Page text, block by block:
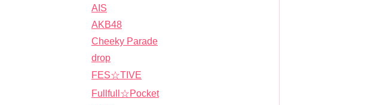
AIS
AKB48
Cheeky Parade
drop
FES☆TIVE
Fullfull☆Pocket